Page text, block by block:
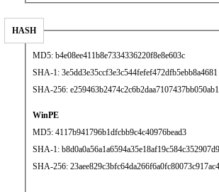
HASH
MD5: b4e08ee411b8e7334336220f8e8e603c
SHA-1: 3e5dd3e35ccf3e3c544fefef472dfb5ebb8a4681
SHA-256:
WinPE
MD5: 4117b941796b1dfcbb9c4c40976bead3
SHA-1:
SHA-256: